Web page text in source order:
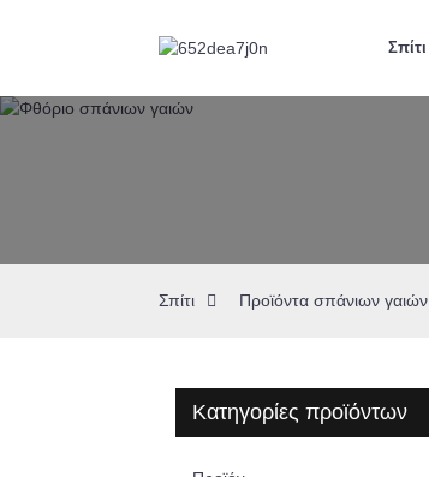
Σπίτι
Σπίτι Προϊόντα σπάνιων γαιών
Κατηγορίες προϊόντων